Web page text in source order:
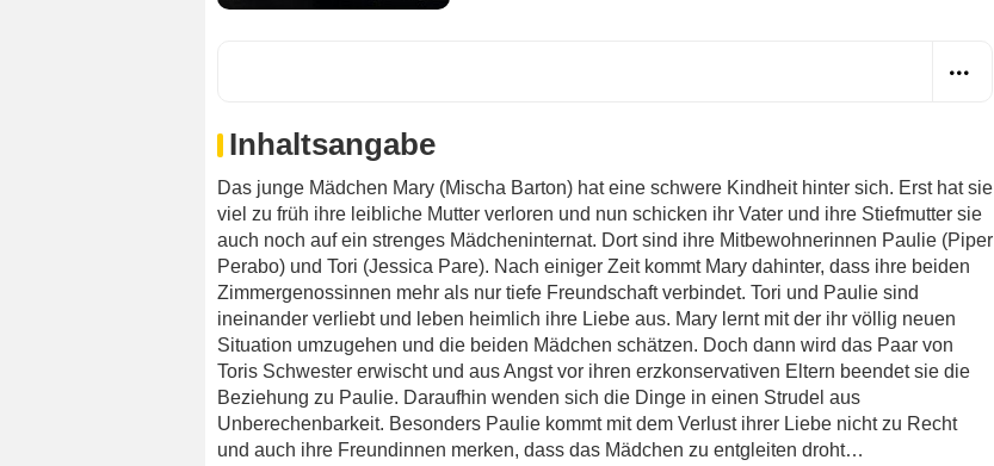
Inhaltsangabe
Das junge Mädchen Mary (Mischa Barton) hat eine schwere Kindheit hinter sich. Erst hat sie
viel zu früh ihre leibliche Mutter verloren und nun schicken ihr Vater und ihre Stiefmutter sie
auch noch auf ein strenges Mädcheninternat. Dort sind ihre Mitbewohnerinnen Paulie (Piper
Perabo) und Tori (Jessica Pare). Nach einiger Zeit kommt Mary dahinter, dass ihre beiden
Zimmergenossinnen mehr als nur tiefe Freundschaft verbindet. Tori und Paulie sind
ineinander verliebt und leben heimlich ihre Liebe aus. Mary lernt mit der ihr völlig neuen
Situation umzugehen und die beiden Mädchen schätzen. Doch dann wird das Paar von
Toris Schwester erwischt und aus Angst vor ihren erzkonservativen Eltern beendet sie die
Beziehung zu Paulie. Daraufhin wenden sich die Dinge in einen Strudel aus
Unberechenbarkeit. Besonders Paulie kommt mit dem Verlust ihrer Liebe nicht zu Recht
und auch ihre Freundinnen merken, dass das Mädchen zu entgleiten droht…